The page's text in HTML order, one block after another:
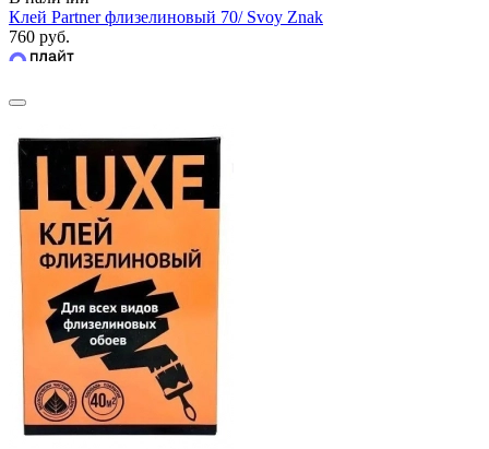
Клей Partner флизелиновый 70/ Svoy Znak
760 руб.